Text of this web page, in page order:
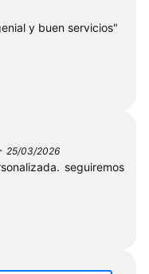
y buen servicios"
25/03/2026
seguiremos